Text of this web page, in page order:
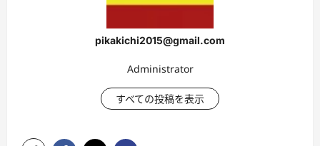
pikakichi2015@gmail.com
Administrator
すべての投稿を表示